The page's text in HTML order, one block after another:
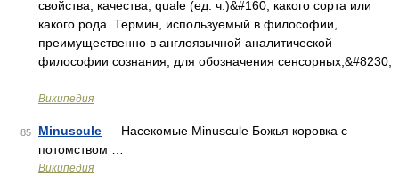
свойства, качества, quale (ед. ч.)&#160; какого сорта или
какого рода. Термин, используемый в философии,
преимущественно в англоязычной аналитической
философии сознания, для обозначения сенсорных,&#8230;
Википедия
85 Minuscule — Насекомые Minuscule Божья коровка с
потомством …
Википедия